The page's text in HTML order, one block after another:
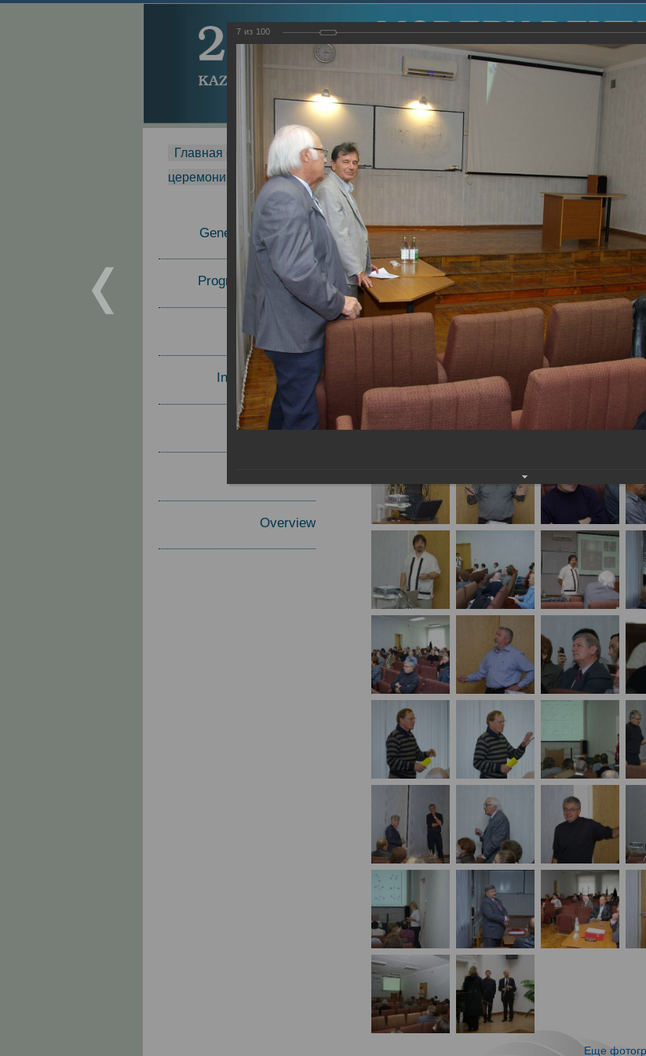
Главная страница MDMR - 2014
Международная конференция “Modern
церемонии вручения премии Zavoisky Award
- 2008 г.
General Information
Program Committee
Topics
Invited Speakers
Materials
Overview
2008 г.
Еще
7 из 100